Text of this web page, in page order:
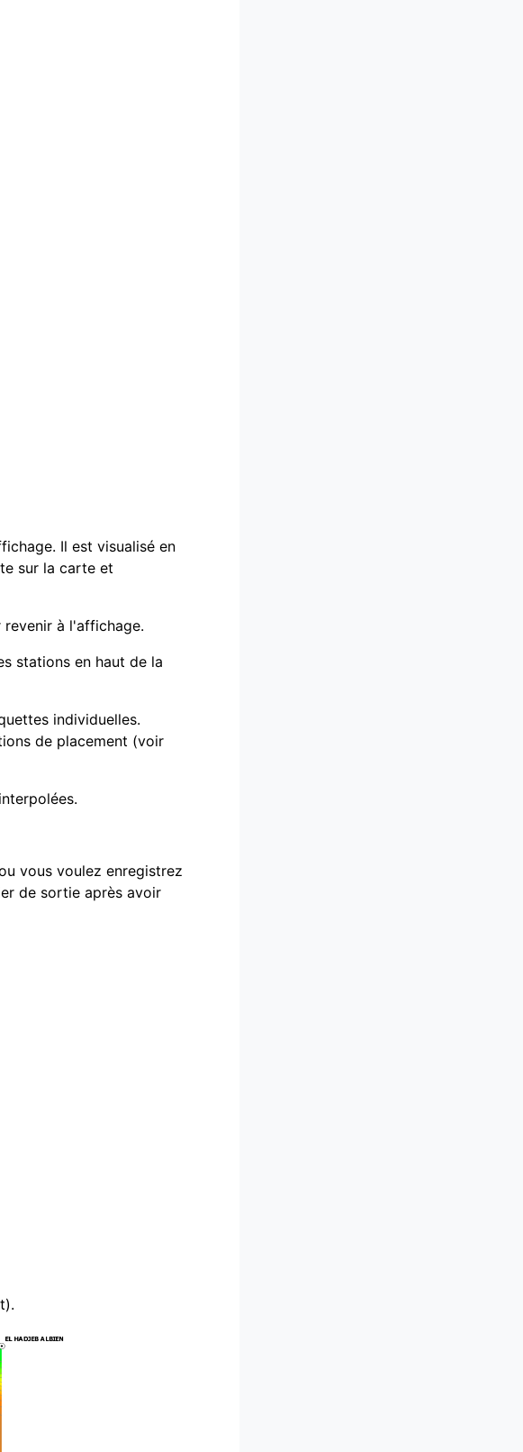
Il est visualisé en
sur la carte et
à l'affichage.
stations en haut de la
individuelles.
de placement (voir
vous voulez enregistrez
de sortie après avoir